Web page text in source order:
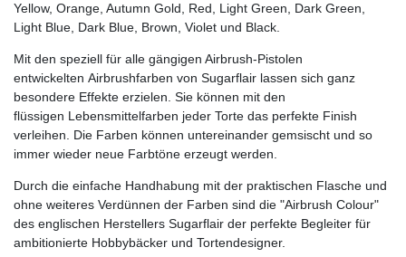
Yellow, Orange, Autumn Gold, Red, Light Green, Dark Green,
Light Blue, Dark Blue, Brown, Violet und Black.
Mit den speziell für alle gängigen Airbrush-Pistolen
entwickelten Airbrushfarben von Sugarflair lassen sich ganz
besondere Effekte erzielen. Sie können mit den
flüssigen Lebensmittelfarben jeder Torte das perfekte Finish
verleihen. Die Farben können untereinander gemsischt und so
immer wieder neue Farbtöne erzeugt werden.
Durch die einfache Handhabung mit der praktischen Flasche und
ohne weiteres Verdünnen der Farben sind die "Airbrush Colour"
des englischen Herstellers Sugarflair der perfekte Begleiter für
ambitionierte Hobbybäcker und Tortendesigner.